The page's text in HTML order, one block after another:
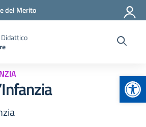
del Merito